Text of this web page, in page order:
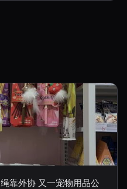
靠外协 又一宠物用品公